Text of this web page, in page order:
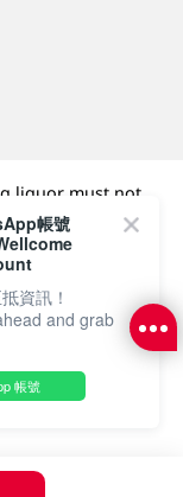
liquor must not
in the course of
(18 歲以下人士)
Farm Company
帳號
資訊！
and grab
帳號